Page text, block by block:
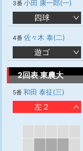
3番 小田 康一郎(一)
四球
4番 佐々木 泰(二)
遊ゴ
2回表 東農大
5番 和田 泰征(三)
左２